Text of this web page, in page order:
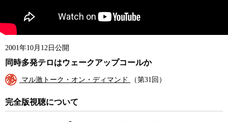
2001年10月12日公開
同時多発テロはウェークアップコールか
マル激トーク・オン・ディマンド （第31回）
完全版視聴について